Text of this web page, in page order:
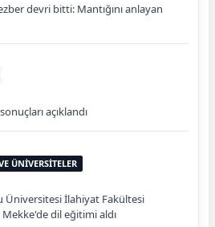
ezber devri bitti: Mantığını anlayan
açıklandı
ÜNİVERSİTELER
Üniversitesi İlahiyat Fakültesi
dil eğitimi aldı